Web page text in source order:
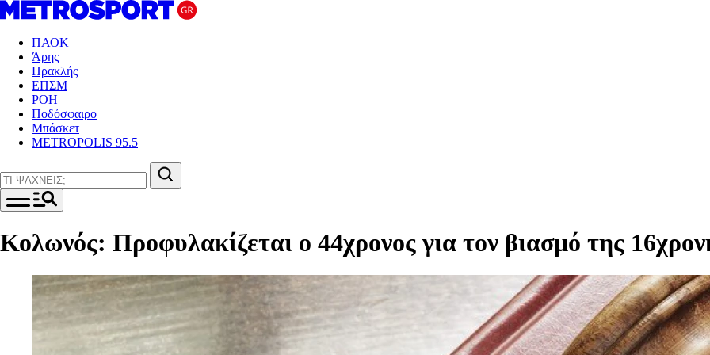
ΠΑΟΚ
Άρης
Ηρακλής
ΕΠΣΜ
ΡΟΗ
Ποδόσφαιρο
Μπάσκετ
METROPOLIS 95.5
Κολωνός: Προφυλακίζεται ο 44χρονος για τον βιασμό της